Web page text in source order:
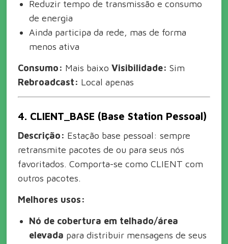
Reduzir tempo de transmissão e consumo
de energia
Ainda participa da rede, mas de forma
menos ativa
Consumo: Mais baixoVisibilidade: Sim
Rebroadcast: Local apenas
4. CLIENT_BASE (Base Station Pessoal)
Descrição: Estação base pessoal: sempre
retransmite pacotes de ou para seus nós
favoritados. Comporta-se como CLIENT com
outros pacotes.
Melhores usos:
Nó de cobertura em telhado/área
elevada para distribuir mensagens de seus